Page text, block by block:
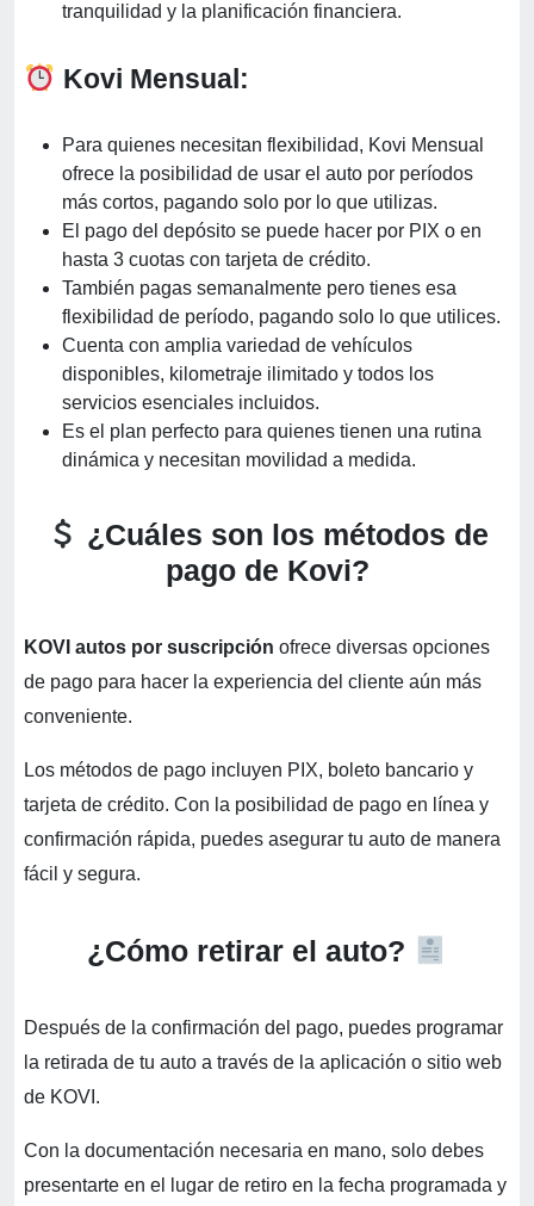
tranquilidad y la planificación financiera.
Kovi Mensual:
Para quienes necesitan flexibilidad, Kovi Mensual
ofrece la posibilidad de usar el auto por períodos
más cortos, pagando solo por lo que utilizas.
El pago del depósito se puede hacer por PIX o en
hasta 3 cuotas con tarjeta de crédito.
También pagas semanalmente pero tienes esa
flexibilidad de período, pagando solo lo que utilices.
Cuenta con amplia variedad de vehículos
disponibles, kilometraje ilimitado y todos los
servicios esenciales incluidos.
Es el plan perfecto para quienes tienen una rutina
dinámica y necesitan movilidad a medida.
¿Cuáles son los métodos de
pago de Kovi?
KOVI autos por suscripción ofrece diversas opciones
de pago para hacer la experiencia del cliente aún más
conveniente.
Los métodos de pago incluyen PIX, boleto bancario y
tarjeta de crédito. Con la posibilidad de pago en línea y
confirmación rápida, puedes asegurar tu auto de manera
fácil y segura.
¿Cómo retirar el auto?
Después de la confirmación del pago, puedes programar
la retirada de tu auto a través de la aplicación o sitio web
de KOVI.
Con la documentación necesaria en mano, solo debes
presentarte en el lugar de retiro en la fecha programada y